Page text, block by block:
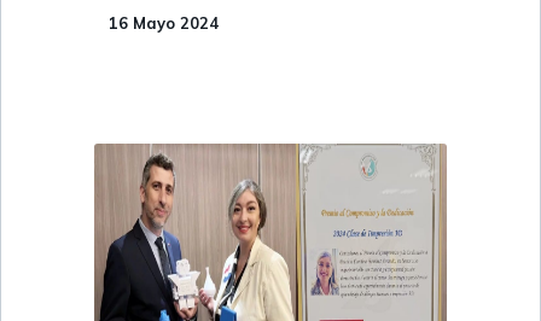
16 Mayo 2024